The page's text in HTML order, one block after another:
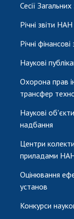
Сесії
Річні звіти
Річні
Наукові
Охорона прав
трансфер
Наукові
надбання
Центри
приладами
Оцінювання
установ
Конкурси